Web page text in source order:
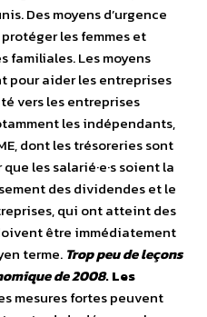
Des moyens d’urgence
les femmes et
familiales. Les moyens
pour aider les entreprises
vers les entreprises
les indépendants,
dont les trésoreries sont
les salarié·e·s soient la
des dividendes et le
qui ont atteint des
être immédiatement
terme. Trop peu de leçons
de 2008. Les
mesures fortes peuvent